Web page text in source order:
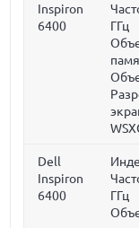
Inspiron
6400
ГГц
Dell
Inspiron
6400
ГГц